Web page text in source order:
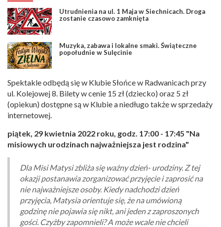
Utrudnienia na ul. 1 Maja w Siechnicach. Droga
zostanie czasowo zamknięta
Muzyka, zabawa i lokalne smaki. Świąteczne
popołudnie w Sulęcinie
Spektakle odbędą się w Klubie Słońce w Radwanicach przy
ul. Kolejowej 8. Bilety w cenie 15 zł (dziecko) oraz 5 zł
(opiekun) dostępne są w Klubie a niedługo także w sprzedaży
internetowej.
piątek, 29 kwietnia 2022 roku, godz. 17:00 - 17:45 "Na
misiowych urodzinach najważniejsza jest rodzina"
Dla Misi Matysi zbliża się ważny dzień- urodziny. Z tej
okazji postanawia zorganizować przyjęcie i zaprosić na
nie najważniejsze osoby. Kiedy nadchodzi dzień
przyjęcia, Matysia orientuje się, że na umówioną
godzinę nie pojawia się nikt, ani jeden z zaproszonych
gości. Czyżby zapomnieli? A może wcale nie chcieli